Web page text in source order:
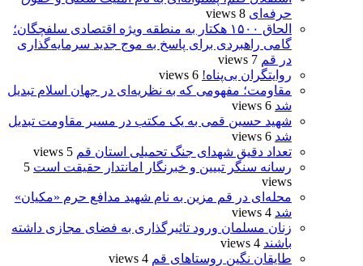
حرفه‌ای 8 views
الحاق ۱۵۰۰ هکتار به منطقه ویژه اقتصادی سلفچگان؛
گامی راهبردی برای پاسخ به موج جدید سرمایه‌گذاری
در قم 7 views
روایتگران بی‌پناه! 6 views
مقاومت؛ مفهومی که به نظریه‌ای در جهان اسلام تبدیل
شد 6 views
شهید حسین قمی به یک مکتب در مسیر مقاومت تبدیل
شد 6 views
تعداد دقیق شهدای جنگ تحمیلی استان قم 5 views
رسانه سنگر تبیین و خبرنگار امانتدار حقیقت است 5
views
محله‌ای در قم مزین به نام شهید مدافع حرم «مکیان»
شد 4 views
زنان مسلمان ورود تاثیرگذاری به فضای مجازی داشته
باشند 4 views
طایقان نگین روستاهای قم 4 views